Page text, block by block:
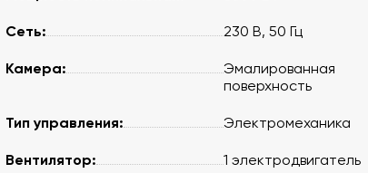
Сеть: 230 В, 50 Гц
Камера:
Эмалированная
поверхность
Тип управления: Электромеханика
Вентилятор: 1 электродвигатель